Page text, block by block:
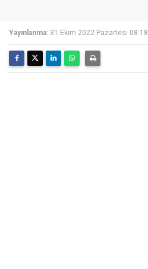
Yayınlanma: 31 Ekim 2022 Pazartesi 08:18